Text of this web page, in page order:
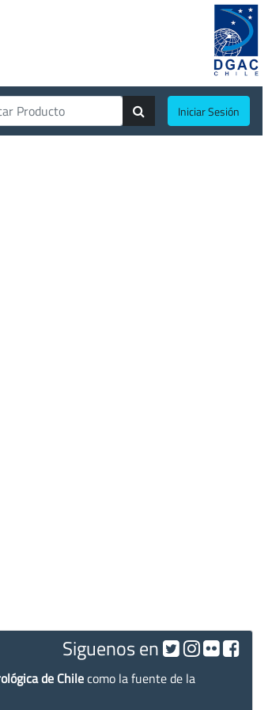
Iniciar Sesión
Siguenos en
de Chilecomo la fuente de la